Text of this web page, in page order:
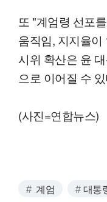
또 "계엄령 선포
움직임, 지지율
시위 확산은 윤
으로 이어질 수
(사진=연합뉴스)
계엄 대통